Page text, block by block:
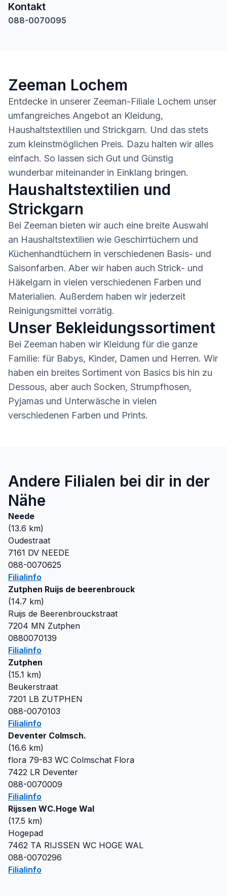
Kontakt
088-0070095
Zeeman Lochem
Entdecke in unserer Zeeman-Filiale Lochem unser
umfangreiches Angebot an Kleidung,
Haushaltstextilien und Strickgarn. Und das stets
zum kleinstmöglichen Preis. Dazu halten wir alles
einfach. So lassen sich Gut und Günstig
wunderbar miteinander in Einklang bringen.
Haushaltstextilien und
Strickgarn
Bei Zeeman bieten wir auch eine breite Auswahl
an Haushaltstextilien wie Geschirrtüchern und
Küchenhandtüchern in verschiedenen Basis- und
Saisonfarben. Aber wir haben auch Strick- und
Häkelgarn in vielen verschiedenen Farben und
Materialien. Außerdem haben wir jederzeit
Reinigungsmittel vorrätig.
Unser Bekleidungssortiment
Bei Zeeman haben wir Kleidung für die ganze
Familie: für Babys, Kinder, Damen und Herren. Wir
haben ein breites Sortiment von Basics bis hin zu
Dessous, aber auch Socken, Strumpfhosen,
Pyjamas und Unterwäsche in vielen
verschiedenen Farben und Prints.
Andere Filialen bei dir in der
Nähe
Neede
(13.6 km)
Oudestraat
7161 DV NEEDE
088-0070625
Filialinfo
Zutphen Ruijs de beerenbrouck
(14.7 km)
Ruijs de Beerenbrouckstraat
7204 MN Zutphen
0880070139
Filialinfo
Zutphen
(15.1 km)
Beukerstraat
7201 LB ZUTPHEN
088-0070103
Filialinfo
Deventer Colmsch.
(16.6 km)
flora 79-83 WC Colmschat Flora
7422 LR Deventer
088-0070009
Filialinfo
Rijssen WC.Hoge Wal
(17.5 km)
Hogepad
7462 TA RIJSSEN WC HOGE WAL
088-0070296
Filialinfo